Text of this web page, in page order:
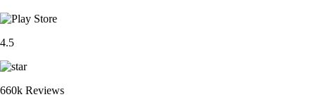
4.5
660k Reviews